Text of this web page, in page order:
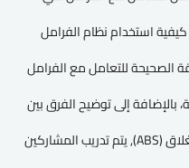
استخدام نظام الفرامل
للتعامل مع الفرامل
بالإضافة إلى توضيح الفرق بين
الفرامل التقليدية والفرامل المانعة للانغلاق (ABS), يتم تدريب المشاركين